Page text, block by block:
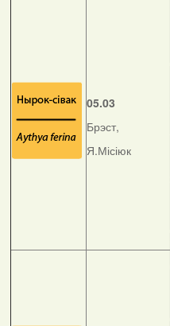
05.03
Брэст,
Я.Місіюк